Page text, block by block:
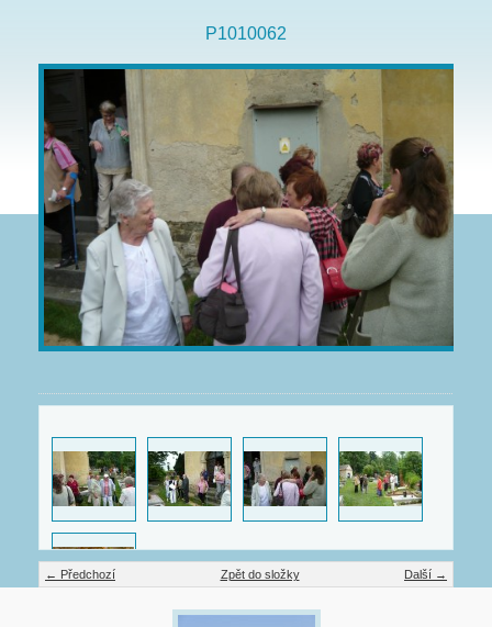
P1010062
← Předchozí Další →
Zpět do složky